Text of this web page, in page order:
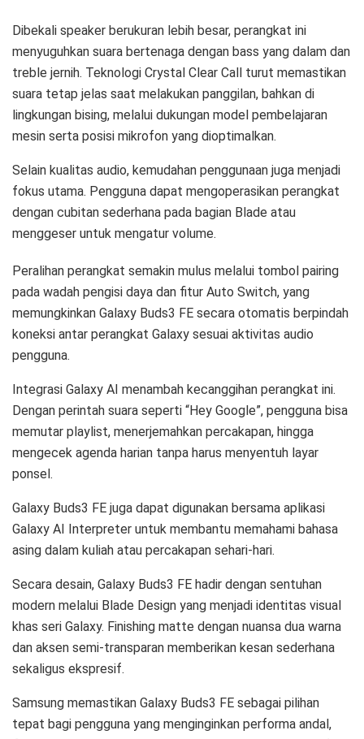
Dibekali speaker berukuran lebih besar, perangkat ini
menyuguhkan suara bertenaga dengan bass yang dalam dan
treble jernih. Teknologi Crystal Clear Call turut memastikan
suara tetap jelas saat melakukan panggilan, bahkan di
lingkungan bising, melalui dukungan model pembelajaran
mesin serta posisi mikrofon yang dioptimalkan.
Selain kualitas audio, kemudahan penggunaan juga menjadi
fokus utama. Pengguna dapat mengoperasikan perangkat
dengan cubitan sederhana pada bagian Blade atau
menggeser untuk mengatur volume.
Peralihan perangkat semakin mulus melalui tombol pairing
pada wadah pengisi daya dan fitur Auto Switch, yang
memungkinkan Galaxy Buds3 FE secara otomatis berpindah
koneksi antar perangkat Galaxy sesuai aktivitas audio
pengguna.
Integrasi Galaxy AI menambah kecanggihan perangkat ini.
Dengan perintah suara seperti “Hey Google”, pengguna bisa
memutar playlist, menerjemahkan percakapan, hingga
mengecek agenda harian tanpa harus menyentuh layar
ponsel.
Galaxy Buds3 FE juga dapat digunakan bersama aplikasi
Galaxy AI Interpreter untuk membantu memahami bahasa
asing dalam kuliah atau percakapan sehari-hari.
Secara desain, Galaxy Buds3 FE hadir dengan sentuhan
modern melalui Blade Design yang menjadi identitas visual
khas seri Galaxy. Finishing matte dengan nuansa dua warna
dan aksen semi-transparan memberikan kesan sederhana
sekaligus ekspresif.
Samsung memastikan Galaxy Buds3 FE sebagai pilihan
tepat bagi pengguna yang menginginkan performa andal,